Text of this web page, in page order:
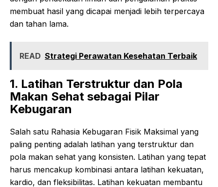
membuat hasil yang dicapai menjadi lebih terpercaya
dan tahan lama.
READ Strategi Perawatan Kesehatan Terbaik
1. Latihan Terstruktur dan Pola
Makan Sehat sebagai Pilar
Kebugaran
Salah satu Rahasia Kebugaran Fisik Maksimal yang
paling penting adalah latihan yang terstruktur dan
pola makan sehat yang konsisten. Latihan yang tepat
harus mencakup kombinasi antara latihan kekuatan,
kardio, dan fleksibilitas. Latihan kekuatan membantu